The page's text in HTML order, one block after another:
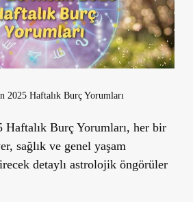
2025 Haftalık Burç Yorumları
Haftalık Burç Yorumları, her bir
sağlık ve genel yaşam
detaylı astrolojik öngörüler